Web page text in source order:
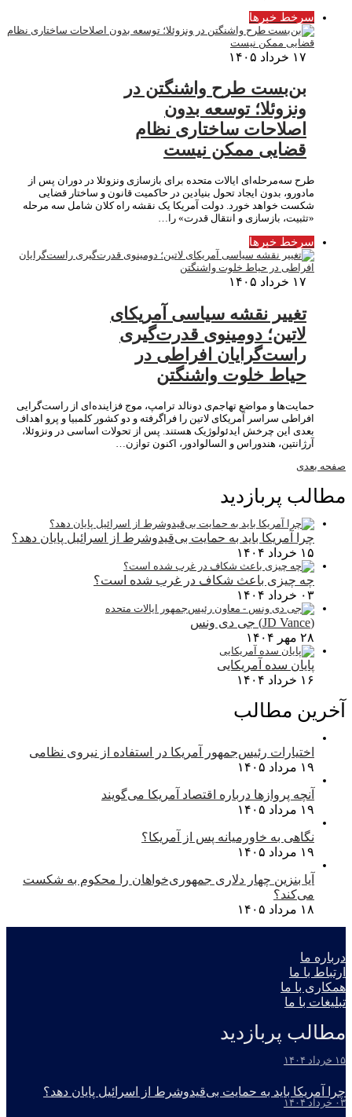
سرخط خبرها
۱۷ خرداد ۱۴۰۵
بن‌بست طرح واشنگتن در
ونزوئلا؛ توسعه بدون
اصلاحات ساختاری نظام
قضایی ممکن نیست
طرح سه‌مرحله‌ای ایالات متحده برای بازسازی ونزوئلا در دوران پس از
مادورو، بدون ایجاد تحول بنیادین در حاکمیت قانون و ساختار قضایی
شکست خواهد خورد. دولت آمریکا یک نقشه راه کلان شامل سه مرحله
«تثبیت، بازسازی و انتقال قدرت» را…
سرخط خبرها
۱۷ خرداد ۱۴۰۵
تغییر نقشه سیاسی آمریکای
لاتین؛ دومینوی قدرت‌گیری
راست‌گرایان افراطی در
حیاط خلوت واشنگتن
حمایت‌ها و مواضع تهاجم‌ی دونالد ترامپ، موج فزاینده‌ای از راست‌گرایی
افراطی سراسر آمریکای لاتین را فراگرفته و دو کشور کلمبیا و پرو اهداف
بعدی این چرخش ایدئولوژیک هستند. پس از تحولات اساسی در ونزوئلا،
آرژانتین، هندوراس و السالوادور، اکنون توازن…
صفحه بعدی
مطالب پربازدید
چرا آمریکا باید به حمایت بی‌قیدوشرط از اسرائیل پایان دهد؟
۱۵ خرداد ۱۴۰۴
چه چیزی باعث شکاف در غرب شده است؟
۰۳ خرداد ۱۴۰۴
(JD Vance) جی دی ونس
۲۸ مهر ۱۴۰۴
پایان سده آمریکایی
۱۶ خرداد ۱۴۰۴
آخرین مطالب
اختیارات رئیس‌جمهور آمریکا در استفاده از نیروی نظامی
۱۹ مرداد ۱۴۰۵
آنچه پروازها درباره اقتصاد آمریکا می‌گویند
۱۹ مرداد ۱۴۰۵
نگاهی به خاورمیانه پس از آمریکا؟
۱۹ مرداد ۱۴۰۵
آیا بنزین چهار دلاری جمهوری‌خواهان را محکوم به شکست
می‌کند؟
۱۸ مرداد ۱۴۰۵
درباره ما
ارتباط با ما
همکاری با ما
تبلیغات با ما
مطالب پربازدید
۱۵ خرداد ۱۴۰۴
چرا آمریکا باید به حمایت بی‌قیدوشرط از اسرائیل پایان دهد؟
۰۳ خرداد ۱۴۰۴